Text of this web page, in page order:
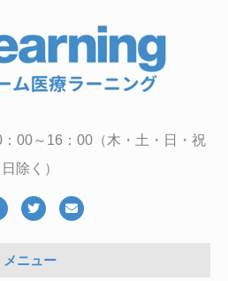
00～16：00（木・土・日・祝
日除く）
TwitterEmail
メニュー